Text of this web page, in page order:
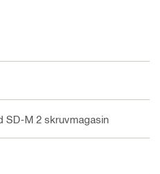
SD-M 2 skruvmagasin